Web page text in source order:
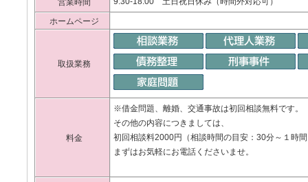
営業時間
ホームページ
取扱業務
料金
※借金問題、離婚、交通事故は初回相談無料です。
その他の内容につきましては、
初回相談料2000円（相談時間の目安：30分～１時
まずはお気軽にお電話くださいませ。